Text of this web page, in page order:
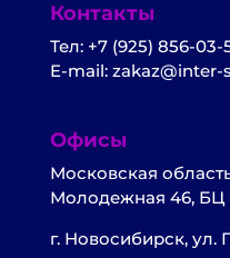
Контакты
Тел: +7 (925) 856-03-
E-mail: zakaz@inter-
Офисы
Московская
Молодежная 46, БЦ
г. Новосибирск, ул.